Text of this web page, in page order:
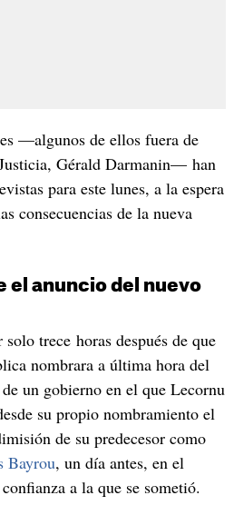
—algunos de ellos fuera de
Gérald Darmanin— han
para este lunes, a la espera
consecuencias de la nueva
el anuncio del nuevo
trece horas después de que
nombrara a última hora del
un gobierno en el que Lecornu
su propio nombramiento el
de su predecesor como
Bayrou, un día antes, en el
a la que se sometió.